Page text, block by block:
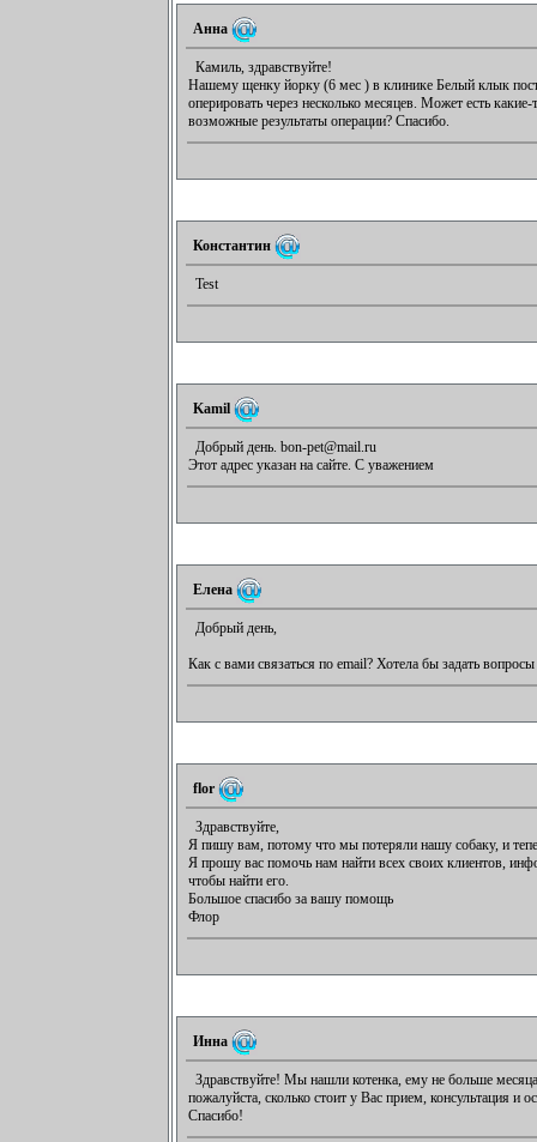
Анна
Камиль, здравствуйте!
Нашему щенку йорку (6 мес ) в клинике Белый клык
оперировать через несколько месяцев. Может есть
возможные результаты операции? Спасибо.
Константин
Test
Kamil
Добрый день. bon-pet@mail.ru
Этот адрес указан на сайте. С уважением
Елена
Добрый день,
Как с вами связаться по email? Хотела бы задать
flor
Здравствуйте,
Я пишу вам, потому что мы потеряли нашу собаку, и
Я прошу вас помочь нам найти всех своих клиентов,
чтобы найти его.
Большое спасибо за вашу помощь
Флор
Инна
Здравствуйте! Мы нашли котенка, ему не больше
пожалуйста, сколько стоит у Вас прием, консультация и
Спасибо!